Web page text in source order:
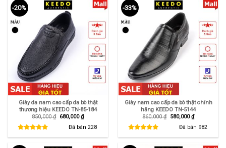
-20%
Giày da nam cao cấp da bò thật
thương hiệu KEEDO TN-85-184
850,000₫ Giá
850,000 ₫.
680,000₫Giá
hiện
tại
là:
680,000 ₫.
Đã bán 228
-33%
Giày nam cao cấp da bò thật chính
hãng KEEDO TN-5144
860,000₫ Giá
860,000 ₫.
580,000₫Giá
hiện
tại
là:
580,000 ₫.
Đã bán 982